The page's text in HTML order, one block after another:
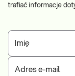
trafiać informacje
Imię
Adres e-mail